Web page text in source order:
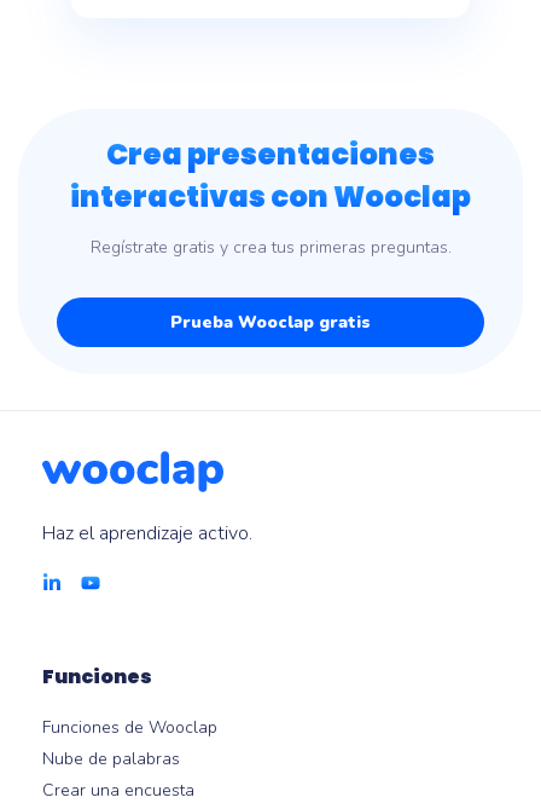
Crea presentaciones
interactivas con Wooclap
Regístrate gratis y crea tus primeras preguntas.
Prueba Wooclap gratis
Haz el aprendizaje activo.
Funciones
Funciones de Wooclap
Nube de palabras
Crear una encuesta